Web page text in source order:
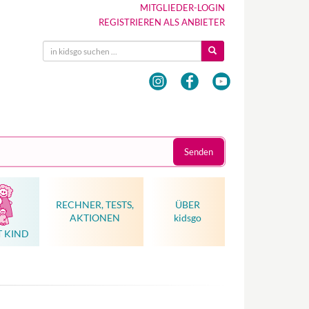
MITGLIEDER-LOGIN
REGISTRIEREN ALS ANBIETER
Senden
KIND
RECHNER, TESTS,
AKTIONEN
ÜBER
kidsgo